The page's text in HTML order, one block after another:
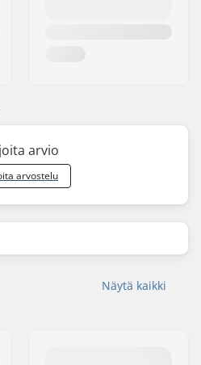
arvio
arvostelu
Näytä kaikki